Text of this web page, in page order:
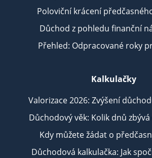
Poloviční krácení
Důchod z pohledu finanční
Přehled: Odpracované roky
Kalkulačky
Valorizace 2026: Zvýšení
Důchodový věk: Kolik dnů
Kdy můžete žádat o
Důchodová kalkulačka: Jak